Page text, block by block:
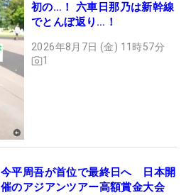
初の…！ 六車日那乃は新幹線
でとんぼ返り…！
2026年8月7日 (金) 11時57分
1
今平周吾が首位で最終日へ 日本開
催のアジアンツアー高額賞金大会